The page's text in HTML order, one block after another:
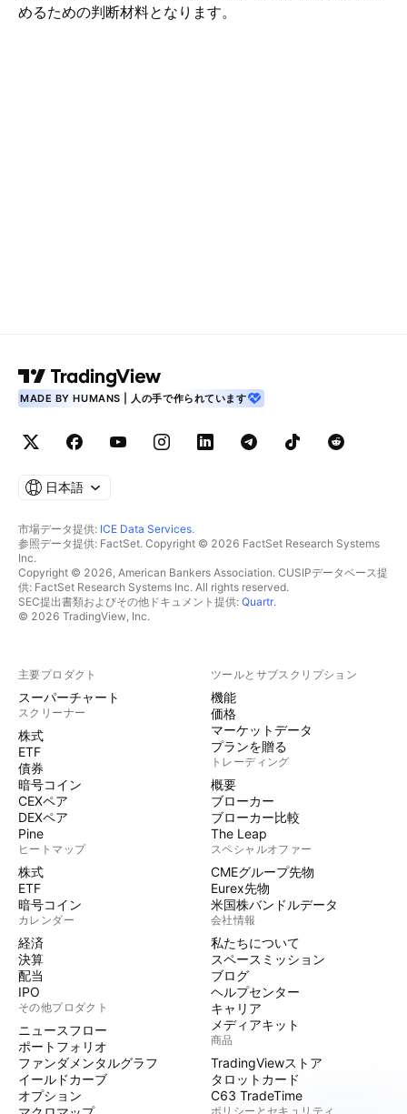
めるための判断材料となります。
MADE BY HUMANS | 人の手で作られています
日本語
市場データ提供: ICE Data Services.
参照データ提供: FactSet. Copyright © 2026 FactSet Research Systems
Inc.
Copyright © 2026, American Bankers Association. CUSIPデータベース提
供: FactSet Research Systems Inc. All rights reserved.
SEC提出書類およびその他ドキュメント提供: Quartr.
© 2026 TradingView, Inc.
主要プロダクト
スーパーチャート
スクリーナー
株式
ETF
債券
暗号コイン
CEXペア
DEXペア
Pine
ヒートマップ
株式
ETF
暗号コイン
カレンダー
経済
決算
配当
IPO
その他プロダクト
ニュースフロー
ポートフォリオ
ファンダメンタルグラフ
イールドカーブ
オプション
ツールとサブスクリプション
機能
価格
マーケットデータ
プランを贈る
トレーディング
概要
ブローカー
ブローカー比較
The Leap
スペシャルオファー
CMEグループ先物
Eurex先物
米国株バンドルデータ
会社情報
私たちについて
スペースミッション
ブログ
ヘルプセンター
キャリア
メディアキット
商品
TradingViewストア
タロットカード
C63 TradeTime
ポリシーとセキュリティ